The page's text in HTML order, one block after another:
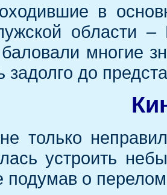
в
области
баловали многие
задолго до
только
устроить
подумав о